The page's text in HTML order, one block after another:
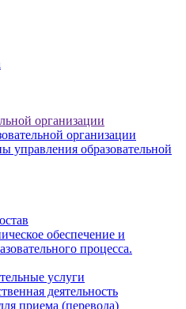
организации
организации
управления образовательной
обеспечение и
процесса.
услуги
деятельность
приема (перевода)